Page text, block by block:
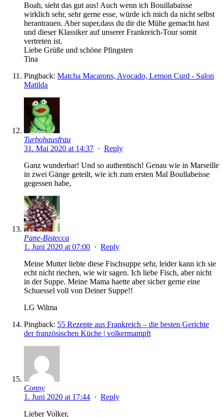
Boah, sieht das gut aus! Auch wenn ich Bouillabaisse
wirklich sehr, sehr gerne esse, würde ich mich da nicht selbst
herantrauen. Aber super,dass du dir die Mühe gemacht hast
und dieser Klassiker auf unserer Frankreich-Tour somit
vertreten ist.
Liebe Grüße und schöne Pfingsten
Tina
Pingback: Matcha Macarons, Avocado, Lemon Curd - Salon
Matilda
Turbohausfrau
31. Mai 2020 at 14:37 · Reply
Ganz wunderbar! Und so authentisch! Genau wie in Marseille
in zwei Gänge geteilt, wie ich zum ersten Mal Boullabeisse
gegessen habe,
Pane-Bistecca
1. Juni 2020 at 07:00 · Reply
Meine Mutter liebte diese Fischsuppe sehr, leider kann ich sie
echt nicht riechen, wie wir sagen. Ich liebe Fisch, aber nicht
in der Suppe. Meine Mama haette aber sicher gerne eine
Schuessel voll von Deiner Suppe!!
LG Wilma
Pingback: 55 Rezepte aus Frankreich – die besten Gerichte
der französischen Küche | volkermampft
Conny
1. Juni 2020 at 17:44 · Reply
Lieber Volker,